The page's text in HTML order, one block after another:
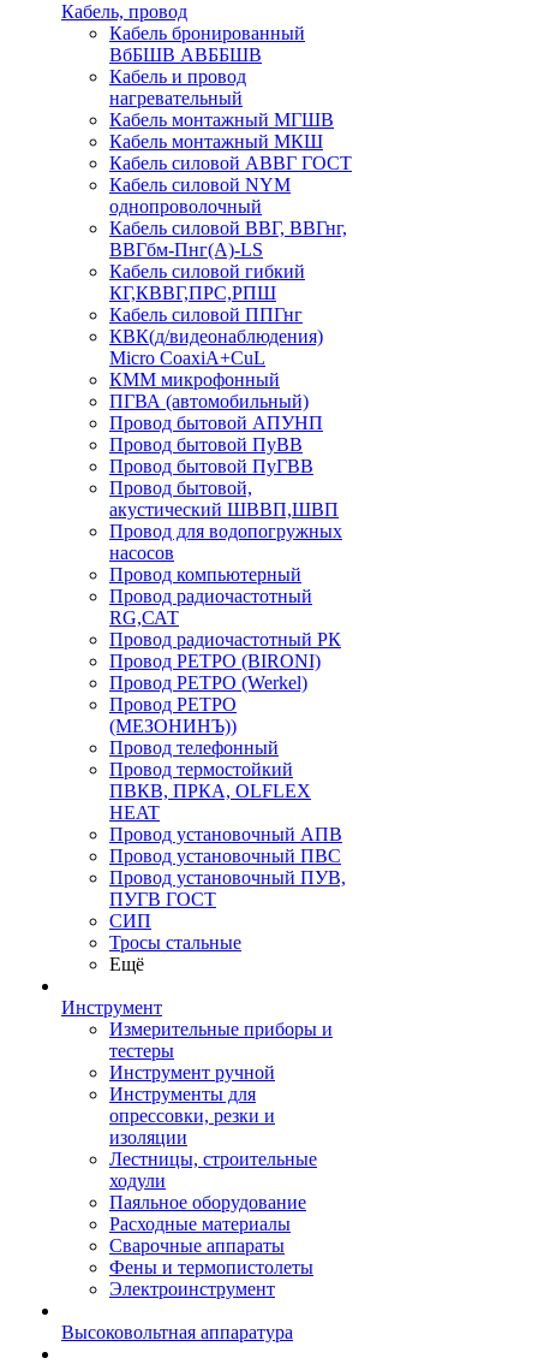
Кабель, провод
Кабель бронированный
ВбБШВ АВББШВ
Кабель и провод
нагревательный
Кабель монтажный МГШВ
Кабель монтажный МКШ
Кабель силовой АВВГ ГОСТ
Кабель силовой NYM
однопроволочный
Кабель силовой ВВГ, ВВГнг,
ВВГбм-Пнг(А)-LS
Кабель силовой гибкий
КГ,КВВГ,ПРС,РПШ
Кабель силовой ППГнг
КВК(д/видеонаблюдения)
Micro CoaxiA+CuL
КММ микрофонный
ПГВА (автомобильный)
Провод бытовой АПУНП
Провод бытовой ПуВВ
Провод бытовой ПуГВВ
Провод бытовой,
акустический ШВВП,ШВП
Провод для водопогружных
насосов
Провод компьютерный
Провод радиочастотный
RG,САТ
Провод радиочастотный РК
Провод РЕТРО (BIRONI)
Провод РЕТРО (Werkel)
Провод РЕТРО
(МЕЗОНИНЪ))
Провод телефонный
Провод термостойкий
ПВКВ, ПРКА, OLFLEX
HEAT
Провод установочный АПВ
Провод установочный ПВС
Провод установочный ПУВ,
ПУГВ ГОСТ
СИП
Тросы стальные
Ещё
Инструмент
Измерительные приборы и
тестеры
Инструмент ручной
Инструменты для
опрессовки, резки и
изоляции
Лестницы, строительные
ходули
Паяльное оборудование
Расходные материалы
Сварочные аппараты
Фены и термопистолеты
Электроинструмент
Высоковольтная аппаратура